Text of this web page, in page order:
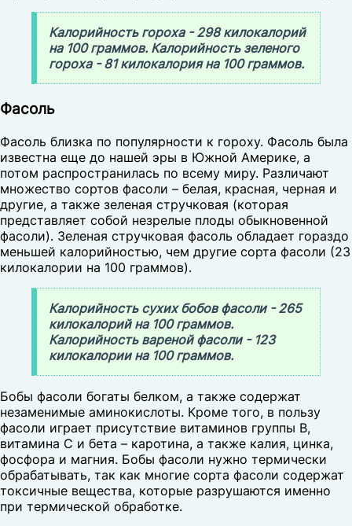
Калорийность гороха - 298 килокалорий
на 100 граммов. Калорийность зеленого
гороха - 81 килокалория на 100 граммов.
Фасоль
Фасоль близка по популярности к гороху. Фасоль была
известна еще до нашей эры в Южной Америке, а
потом распространилась по всему миру. Различают
множество сортов фасоли – белая, красная, черная и
другие, а также зеленая стручковая (которая
представляет собой незрелые плоды обыкновенной
фасоли). Зеленая стручковая фасоль обладает гораздо
меньшей калорийностью, чем другие сорта фасоли (23
килокалории на 100 граммов).
Калорийность сухих бобов фасоли - 265
килокалорий на 100 граммов.
Калорийность вареной фасоли - 123
килокалории на 100 граммов.
Бобы фасоли богаты белком, а также содержат
незаменимые аминокислоты. Кроме того, в пользу
фасоли играет присутствие витаминов группы В,
витамина С и бета – каротина, а также калия, цинка,
фосфора и магния. Бобы фасоли нужно термически
обрабатывать, так как многие сорта фасоли содержат
токсичные вещества, которые разрушаются именно
при термической обработке.